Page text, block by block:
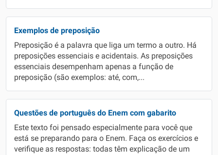
Exemplos de preposição
Preposição é a palavra que liga um termo a outro. Há
preposições essenciais e acidentais. As preposições
essenciais desempenham apenas a função de
preposição (são exemplos: até, com,...
Questões de português do Enem com gabarito
Este texto foi pensado especialmente para você que
está se preparando para o Enem. Faça os exercícios e
verifique as respostas: todas têm explicação de um